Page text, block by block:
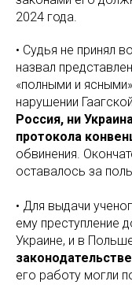
2024 года.
• Судья не принял
назвал
«полными и
нарушении
Россия, ни
протокола
обвинения.
оставалось за
• Для выдачи
ему преступление
Украине, и в
его работу могли